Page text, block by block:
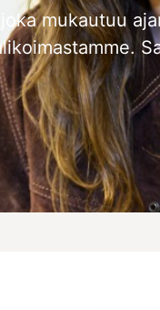
mukautuu